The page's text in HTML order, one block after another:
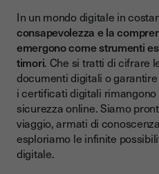
In un mondo digitale in
consapevolezza e la
emergono come strumenti
timori. Che si tratti di cifrare
documenti digitali o
i certificati digitali
sicurezza online. Siamo
viaggio, armati di
esploriamo le infinite
digitale.